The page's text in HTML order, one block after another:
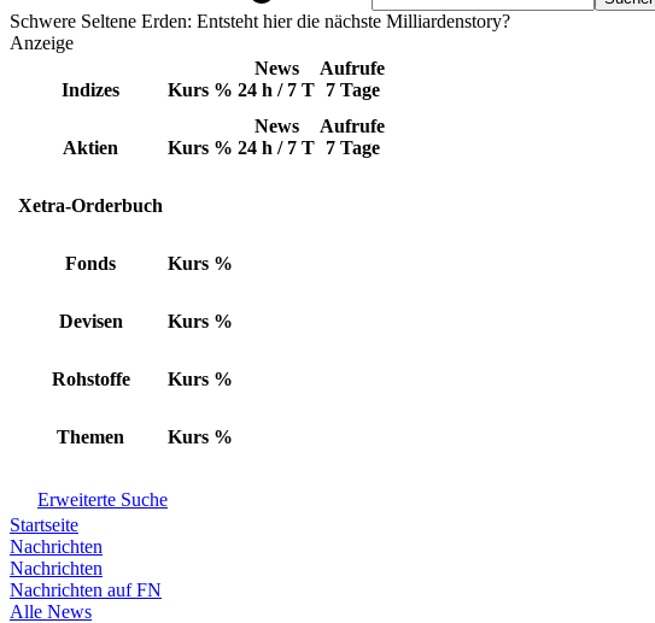
Schwere Seltene Erden: Entsteht hier die nächste Milliardenstory?
Anzeige
Indizes Kurs %
News
24 h / 7 T
Aufrufe
7 Tage
Aktien Kurs %
News
24 h / 7 T
Aufrufe
7 Tage
Xetra-Orderbuch
Fonds Kurs %
Devisen Kurs %
Rohstoffe Kurs %
Themen Kurs %
Erweiterte Suche
Startseite
Nachrichten
Nachrichten
Nachrichten auf FN
Alle News